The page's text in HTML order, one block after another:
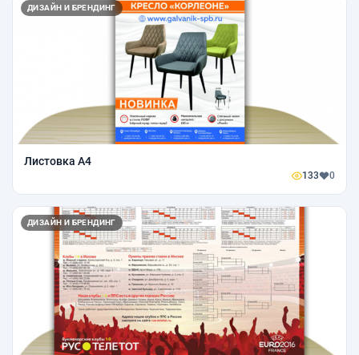
ДИЗАЙН И БРЕНДИНГ
Листовка А4
133 0
ДИЗАЙН И БРЕНДИНГ